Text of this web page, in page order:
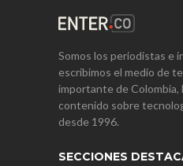
Somos los periodistas e
escribimos el medio de
importante de Colombia,
contenido sobre
desde 1996.
SECCIONES